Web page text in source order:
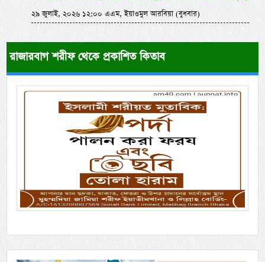
২৯ জুলাই, ২০২৬ ১২:০০ এএম, ইয়াওমুল আরবিয়া (বুধবার)
রাজারবাগ শরীফ থেকে প্রকাশিত কিতাব